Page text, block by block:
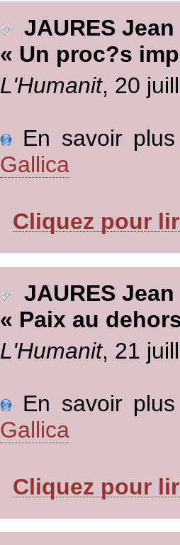
JAURES Jean
« Un proc?s
L'Humanit, 20
En savoir
Gallica
Cliquez pour
JAURES Jean
« Paix au
L'Humanit, 21
En savoir
Gallica
Cliquez pour